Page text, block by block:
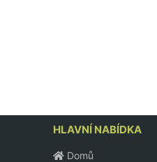
HLAVNÍ NABÍDKA
Domů